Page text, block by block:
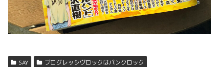
SAY プログレッシヴロックはパンクロック